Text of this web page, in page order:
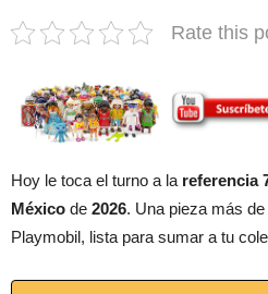
Rate this
Hoy le toca el turno a la referencia
México de 2026. Una pieza más
Playmobil, lista para sumar a tu